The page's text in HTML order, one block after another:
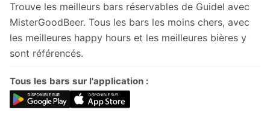
Trouve les meilleurs bars réservables de Guidel avec
MisterGoodBeer. Tous les bars les moins chers, avec
les meilleures happy hours et les meilleures bières y
sont référencés.
Tous les bars sur l'application :